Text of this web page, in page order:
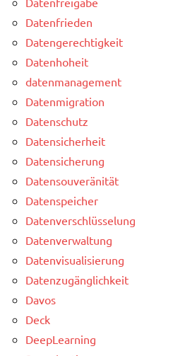
Datenfrieden
Datengerechtigkeit
Datenhoheit
datenmanagement
Datenmigration
Datenschutz
Datensicherheit
Datensicherung
Datensouveränität
Datenspeicher
Datenverschlüsselung
Datenverwaltung
Datenvisualisierung
Datenzugänglichkeit
Davos
Deck
DeepLearning